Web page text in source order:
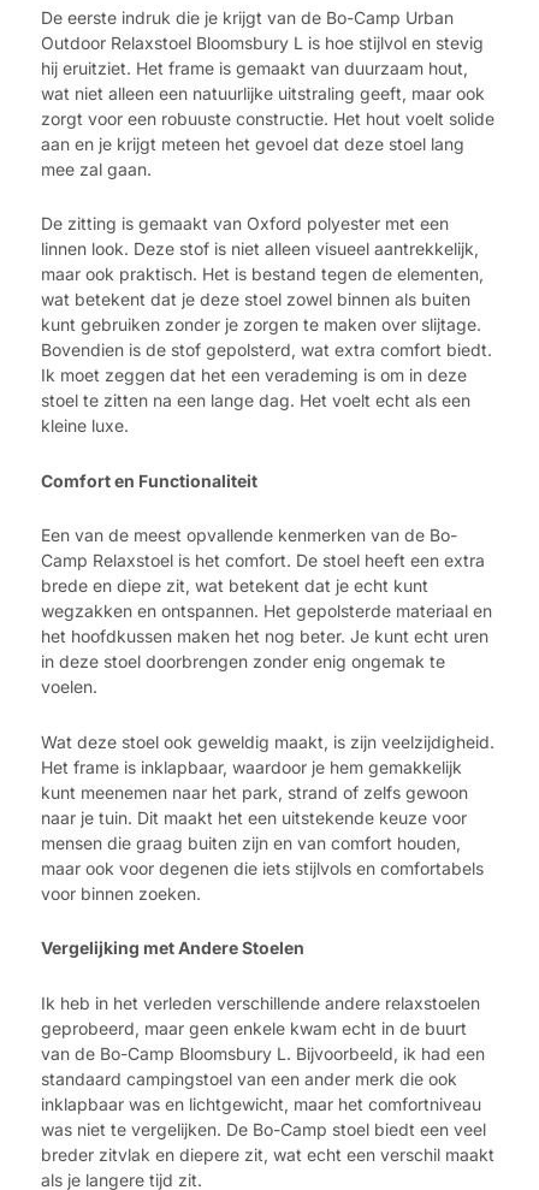
De eerste indruk die je krijgt van de Bo-Camp Urban
Outdoor Relaxstoel Bloomsbury L is hoe stijlvol en stevig
hij eruitziet. Het frame is gemaakt van duurzaam hout,
wat niet alleen een natuurlijke uitstraling geeft, maar ook
zorgt voor een robuuste constructie. Het hout voelt solide
aan en je krijgt meteen het gevoel dat deze stoel lang
mee zal gaan.
De zitting is gemaakt van Oxford polyester met een
linnen look. Deze stof is niet alleen visueel aantrekkelijk,
maar ook praktisch. Het is bestand tegen de elementen,
wat betekent dat je deze stoel zowel binnen als buiten
kunt gebruiken zonder je zorgen te maken over slijtage.
Bovendien is de stof gepolsterd, wat extra comfort biedt.
Ik moet zeggen dat het een verademing is om in deze
stoel te zitten na een lange dag. Het voelt echt als een
kleine luxe.
Comfort en Functionaliteit
Een van de meest opvallende kenmerken van de Bo-
Camp Relaxstoel is het comfort. De stoel heeft een extra
brede en diepe zit, wat betekent dat je echt kunt
wegzakken en ontspannen. Het gepolsterde materiaal en
het hoofdkussen maken het nog beter. Je kunt echt uren
in deze stoel doorbrengen zonder enig ongemak te
voelen.
Wat deze stoel ook geweldig maakt, is zijn veelzijdigheid.
Het frame is inklapbaar, waardoor je hem gemakkelijk
kunt meenemen naar het park, strand of zelfs gewoon
naar je tuin. Dit maakt het een uitstekende keuze voor
mensen die graag buiten zijn en van comfort houden,
maar ook voor degenen die iets stijlvols en comfortabels
voor binnen zoeken.
Vergelijking met Andere Stoelen
Ik heb in het verleden verschillende andere relaxstoelen
geprobeerd, maar geen enkele kwam echt in de buurt
van de Bo-Camp Bloomsbury L. Bijvoorbeeld, ik had een
standaard campingstoel van een ander merk die ook
inklapbaar was en lichtgewicht, maar het comfortniveau
was niet te vergelijken. De Bo-Camp stoel biedt een veel
breder zitvlak en diepere zit, wat echt een verschil maakt
als je langere tijd zit.